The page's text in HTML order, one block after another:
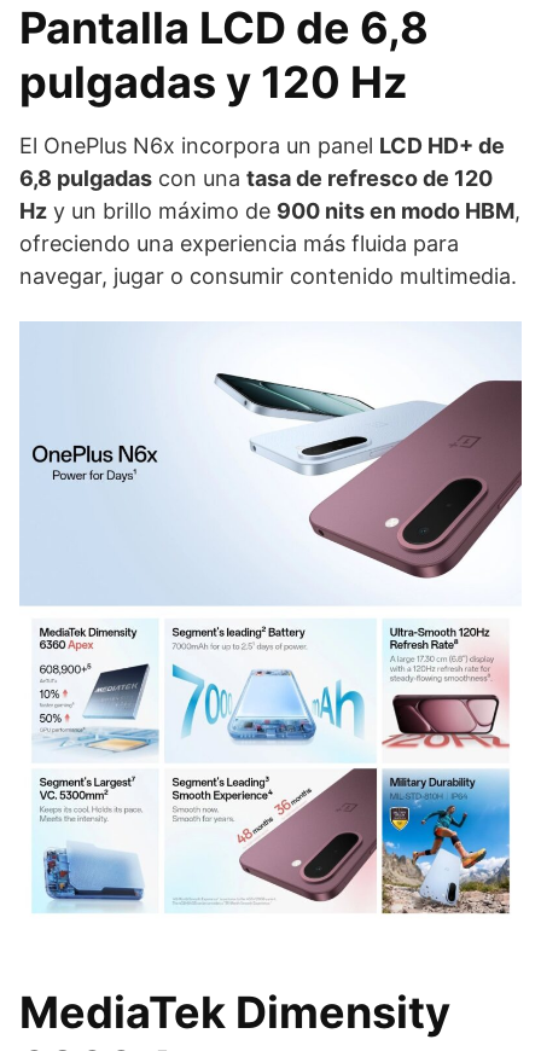
Pantalla LCD de 6,8
pulgadas y 120 Hz
El OnePlus N6x incorpora un panel LCD HD+ de
6,8 pulgadas con una tasa de refresco de 120
Hz y un brillo máximo de 900 nits en modo HBM,
ofreciendo una experiencia más fluida para
navegar, jugar o consumir contenido multimedia.
MediaTek Dimensity